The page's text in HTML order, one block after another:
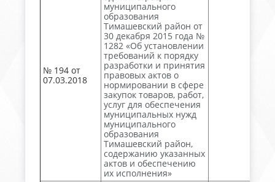
№ 194 от
07.03.2018
муниципального
образования
Тимашевский район от
30 декабря 2015 года №
1282 «Об установлении
требований к порядку
разработки и принятия
правовых актов о
нормировании в сфере
закупок товаров, работ,
услуг для обеспечения
муниципальных нужд
муниципального
образования
Тимашевский район,
содержанию указанных
актов и обеспечению
их исполнения»